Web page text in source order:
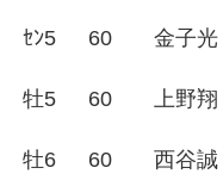
ｾﾝ5 60 金子光
牡5 60 上野翔
牡6 60 西谷誠